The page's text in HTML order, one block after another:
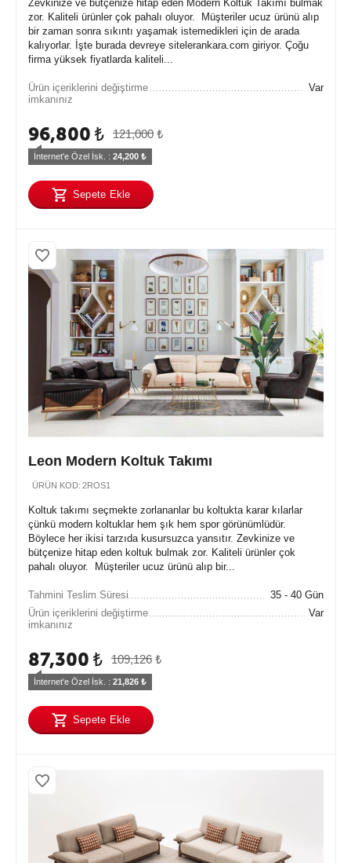
Zevkinize ve bütçenize hitap eden Modern Koltuk Takımı bulmak
zor. Kaliteli ürünler çok pahalı oluyor. Müşteriler ucuz ürünü alıp
bir zaman sonra sıkıntı yaşamak istemedikleri için de arada
kalıyorlar. İşte burada devreye sitelerankara.com giriyor. Çoğu
firma yüksek fiyatlarda kaliteli...
Ürün içeriklerini değiştirme
imkanınız
Var
121,000 ₺
96,800 ₺
İnternet'e Özel İsk. : 24,200 ₺
Sepete Ekle
Leon Modern Koltuk Takımı
ÜRÜN KOD: 2ROS1
Koltuk takımı seçmekte zorlananlar bu koltukta karar kılarlar
çünkü modern koltuklar hem şık hem spor görünümlüdür.
Böylece her ikisi tarzıda kusursuzca yansıtır. Zevkinize ve
bütçenize hitap eden koltuk bulmak zor. Kaliteli ürünler çok
pahalı oluyor. Müşteriler ucuz ürünü alıp bir...
Tahmini Teslim Süresi
35 - 40 Gün
Ürün içeriklerini değiştirme
imkanınız
Var
109,126 ₺
87,300 ₺
İnternet'e Özel İsk. : 21,826 ₺
Sepete Ekle